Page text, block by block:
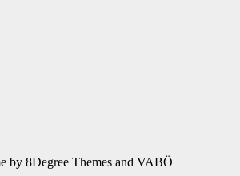
by 8Degree Themes and VABÖ